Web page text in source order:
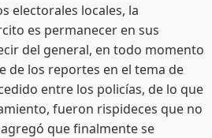
locales, la
es permanecer en sus
del general, en todo momento
de los reportes en el tema de
entre los policías, de lo que
fueron rispideces que no
que finalmente se